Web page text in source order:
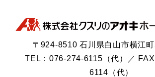
〒924-8510 石川県白山市横江
TEL：076-274-6115（代）／
6114（代）